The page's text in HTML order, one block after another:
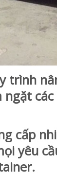
cấp
yêu